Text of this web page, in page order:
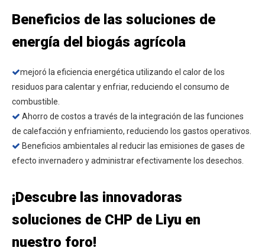
Beneficios de las soluciones de
energía del biogás agrícola
mejoró la eficiencia energética utilizando el calor de los
residuos para calentar y enfriar, reduciendo el consumo de
combustible.
 Ahorro de costos a través de la integración de las funciones
de calefacción y enfriamiento, reduciendo los gastos operativos.
 Beneficios ambientales al reducir las emisiones de gases de
efecto invernadero y administrar efectivamente los desechos.
¡Descubre las innovadoras
soluciones de CHP de Liyu en
nuestro foro!